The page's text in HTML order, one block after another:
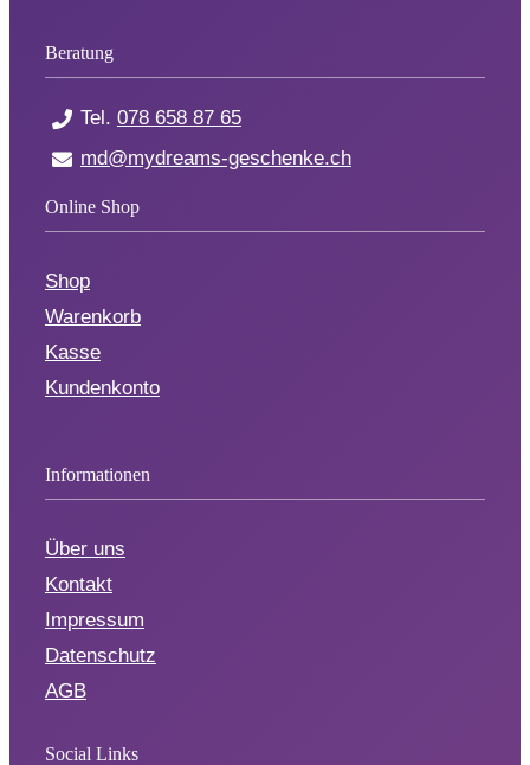
Beratung
Tel. 078 658 87 65
md@mydreams-geschenke.ch
Online Shop
Shop
Warenkorb
Kasse
Kundenkonto
Informationen
Über uns
Kontakt
Impressum
Datenschutz
AGB
Social Links